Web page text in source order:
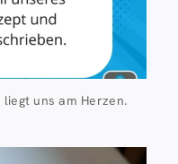
uns am Herzen.